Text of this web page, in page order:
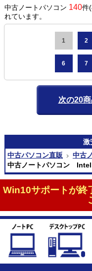
中古ノートパソコン 140件
れています。
1 2
6 7
次の20
激
中古パソコン直販
中古
中古ノートパソコン
Win10サポートが終